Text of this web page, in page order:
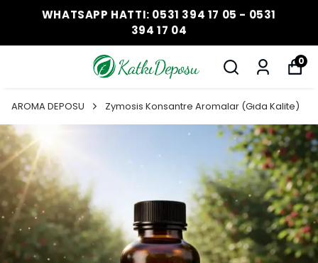
WHATSAPP HATTI: 0531 394 17 05 - 0531
394 17 04
0
AROMA DEPOSU Zymosis Konsantre Aromalar (Gıda Kalite)